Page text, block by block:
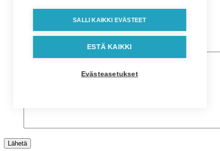
Osoitetiedot
Lähiosoite
Postinumero
SALLI KAIKKI EVÄSTEET
ESTÄ KAIKKI
Evästeasetukset